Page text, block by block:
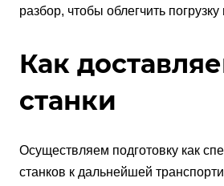
разбор, чтобы облегчить погрузку
Как
станки
Осуществляем подготовку как
станков к дальнейшей